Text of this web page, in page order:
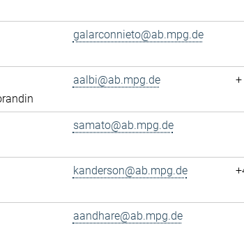
galarconnieto@ab.mpg.de
aalbi@ab.mpg.de
samato@ab.mpg.de
kanderson@ab.mpg.de
aandhare@ab.mpg.de